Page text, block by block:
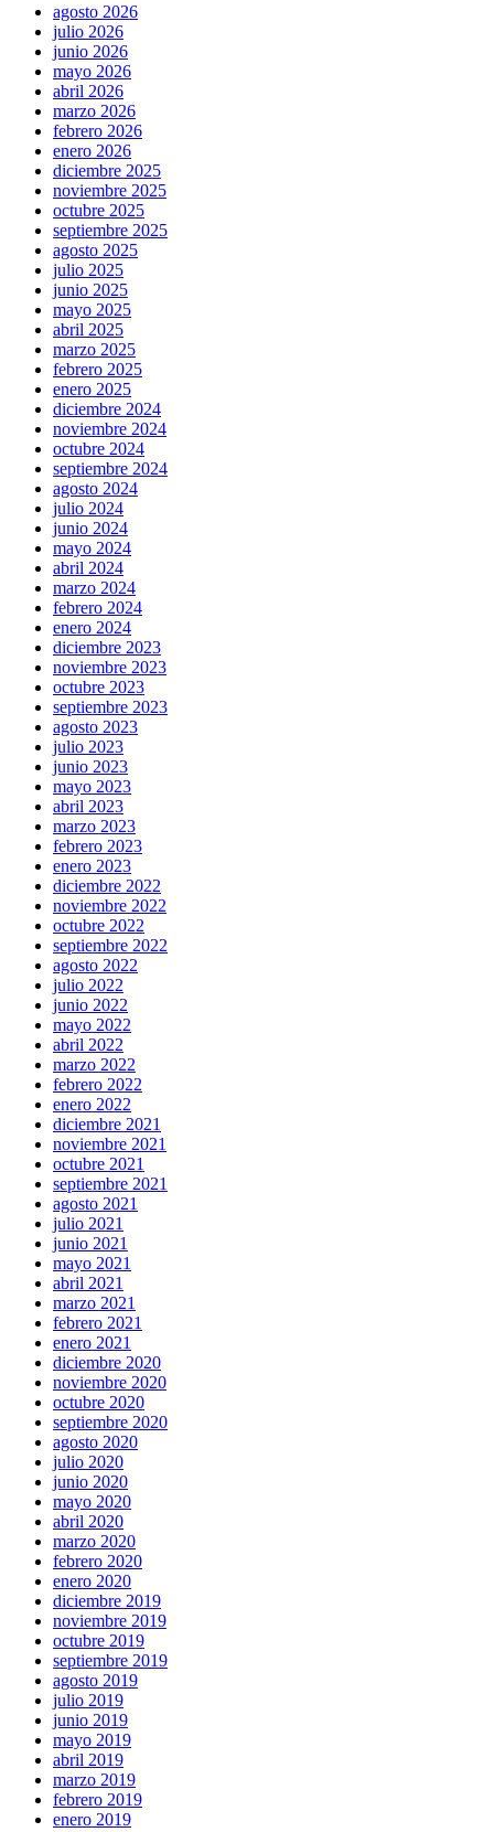
agosto 2026
julio 2026
junio 2026
mayo 2026
abril 2026
marzo 2026
febrero 2026
enero 2026
diciembre 2025
noviembre 2025
octubre 2025
septiembre 2025
agosto 2025
julio 2025
junio 2025
mayo 2025
abril 2025
marzo 2025
febrero 2025
enero 2025
diciembre 2024
noviembre 2024
octubre 2024
septiembre 2024
agosto 2024
julio 2024
junio 2024
mayo 2024
abril 2024
marzo 2024
febrero 2024
enero 2024
diciembre 2023
noviembre 2023
octubre 2023
septiembre 2023
agosto 2023
julio 2023
junio 2023
mayo 2023
abril 2023
marzo 2023
febrero 2023
enero 2023
diciembre 2022
noviembre 2022
octubre 2022
septiembre 2022
agosto 2022
julio 2022
junio 2022
mayo 2022
abril 2022
marzo 2022
febrero 2022
enero 2022
diciembre 2021
noviembre 2021
octubre 2021
septiembre 2021
agosto 2021
julio 2021
junio 2021
mayo 2021
abril 2021
marzo 2021
febrero 2021
enero 2021
diciembre 2020
noviembre 2020
octubre 2020
septiembre 2020
agosto 2020
julio 2020
junio 2020
mayo 2020
abril 2020
marzo 2020
febrero 2020
enero 2020
diciembre 2019
noviembre 2019
octubre 2019
septiembre 2019
agosto 2019
julio 2019
junio 2019
mayo 2019
abril 2019
marzo 2019
febrero 2019
enero 2019